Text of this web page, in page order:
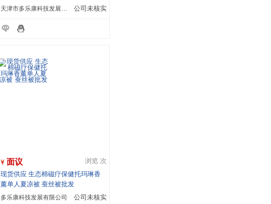
天津市多乐康科技发展有限公司 公司未核实
面议 浏览 次
现货供应 生态棉磁疗保健托玛琳香
薰单人夏凉被 蚕丝被批发
多乐康科技发展有限公司 公司未核实